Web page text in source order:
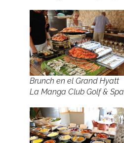
Brunch en el Grand Hyatt
La Manga Club Golf & Spa